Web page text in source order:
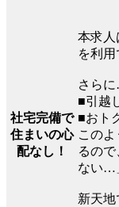
社宅完備で
住まいの心
配なし！
本求人
を利
さら
■引越
■おト
この
るの
ない…
新天